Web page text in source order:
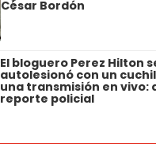
César Bordón
El bloguero Perez Hilton
autolesionó con un
una transmisión en vivo:
reporte policial